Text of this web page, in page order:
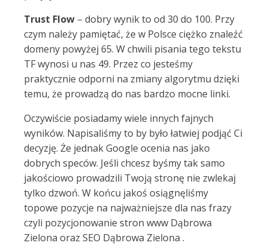
Trust Flow – dobry wynik to od 30 do 100. Przy
czym należy pamiętać, że w Polsce ciężko znaleźć
domeny powyżej 65. W chwili pisania tego tekstu
TF wynosi u nas 49. Przez co jesteśmy
praktycznie odporni na zmiany algorytmu dzięki
temu, że prowadzą do nas bardzo mocne linki.
Oczywiście posiadamy wiele innych fajnych
wyników. Napisaliśmy to by było łatwiej podjąć Ci
decyzję. Że jednak Google ocenia nas jako
dobrych speców. Jeśli chcesz byśmy tak samo
jakościowo prowadzili Twoją stronę nie zwlekaj
tylko dzwoń. W końcu jakoś osiągnęliśmy
topowe pozycje na najważniejsze dla nas frazy
czyli pozycjonowanie stron www Dąbrowa
Zielona oraz SEO Dąbrowa Zielona .